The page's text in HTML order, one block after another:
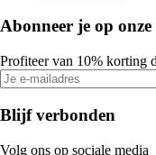
Abonneer je op
Profiteer van 10% korting
Blijf verbonden
Volg ons op sociale media